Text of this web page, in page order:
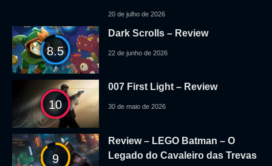
20 de julho de 2026
8.5
Dark Scrolls – Review
22 de junho de 2026
10
007 First Light – Review
30 de maio de 2026
9
Review – LEGO Batman – O
Legado do Cavaleiro das Trevas